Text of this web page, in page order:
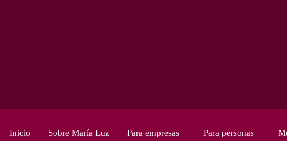
Inicio Sobre María Luz Para empresas Para personas